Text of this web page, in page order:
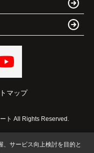
マップ
ト All Rights Reserved.
サービス向上検討を目的と